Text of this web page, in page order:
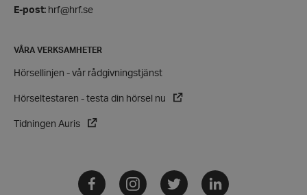
E-post: hrf@hrf.se
VÅRA VERKSAMHETER
Hörsellinjen - vår rådgivningstjänst
Hörseltestaren - testa din hörsel nu
Tidningen Auris
Facebook InstagramTwitter LinkedIn
PHPSESSID